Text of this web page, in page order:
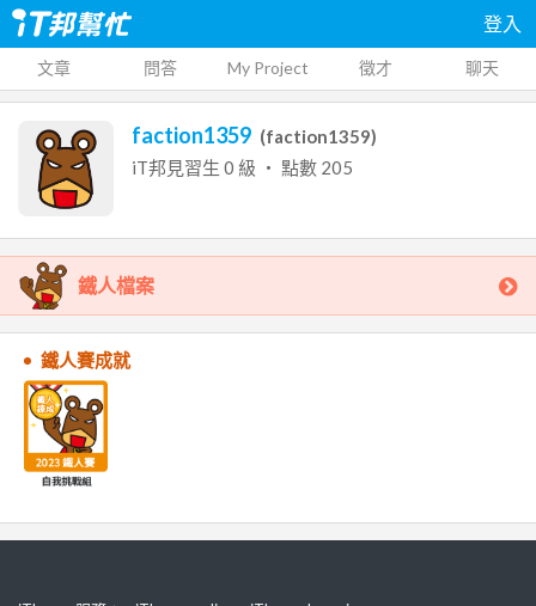
登入
文章 問答 My Project 徵才 聊天
faction1359 (faction1359)
iT邦見習生 0 級 ‧ 點數 205
鐵人檔案
鐵人賽成就